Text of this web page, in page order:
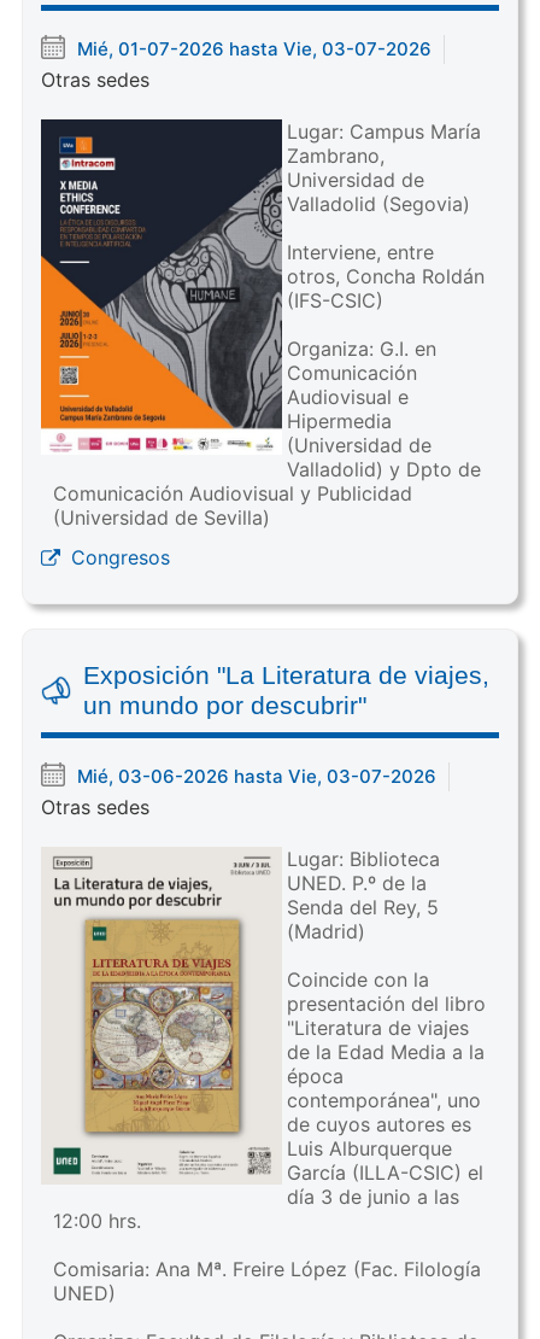
Mié, 01-07-2026 hasta Vie, 03-07-2026
Otras sedes
Lugar: Campus María
Zambrano,
Universidad de
Valladolid (Segovia)
Interviene, entre
otros, Concha Roldán
(IFS-CSIC)
Organiza: G.I. en
Comunicación
Audiovisual e
Hipermedia
(Universidad de
Valladolid) y Dpto de
Comunicación Audiovisual y Publicidad
(Universidad de Sevilla)
Congresos
Exposición "La Literatura de viajes,
un mundo por descubrir"
Mié, 03-06-2026 hasta Vie, 03-07-2026
Otras sedes
Lugar: Biblioteca
UNED. P.º de la
Senda del Rey, 5
(Madrid)
Coincide con la
presentación del libro
"Literatura de viajes
de la Edad Media a la
época
contemporánea", uno
de cuyos autores es
Luis Alburquerque
García (ILLA-CSIC) el
día 3 de junio a las
12:00 hrs.
Comisaria: Ana Mª. Freire López (Fac. Filología
UNED)